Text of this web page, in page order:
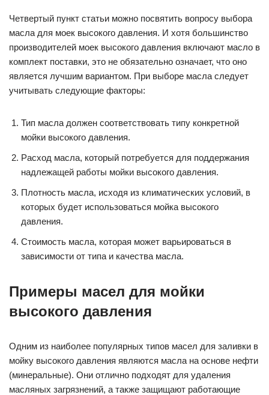
Четвертый пункт статьи можно посвятить вопросу выбора
масла для моек высокого давления. И хотя большинство
производителей моек высокого давления включают масло в
комплект поставки, это не обязательно означает, что оно
является лучшим вариантом. При выборе масла следует
учитывать следующие факторы:
Тип масла должен соответствовать типу конкретной
мойки высокого давления.
Расход масла, который потребуется для поддержания
надлежащей работы мойки высокого давления.
Плотность масла, исходя из климатических условий, в
которых будет использоваться мойка высокого
давления.
Стоимость масла, которая может варьироваться в
зависимости от типа и качества масла.
Примеры масел для мойки
высокого давления
Одним из наиболее популярных типов масел для заливки в
мойку высокого давления являются масла на основе нефти
(минеральные). Они отлично подходят для удаления
масляных загрязнений, а также защищают работающие